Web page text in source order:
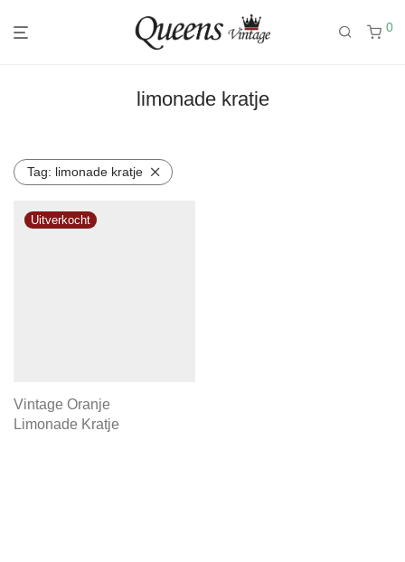
0
limonade kratje
Tag: limonade kratje
Vintage Oranje
Limonade Kratje